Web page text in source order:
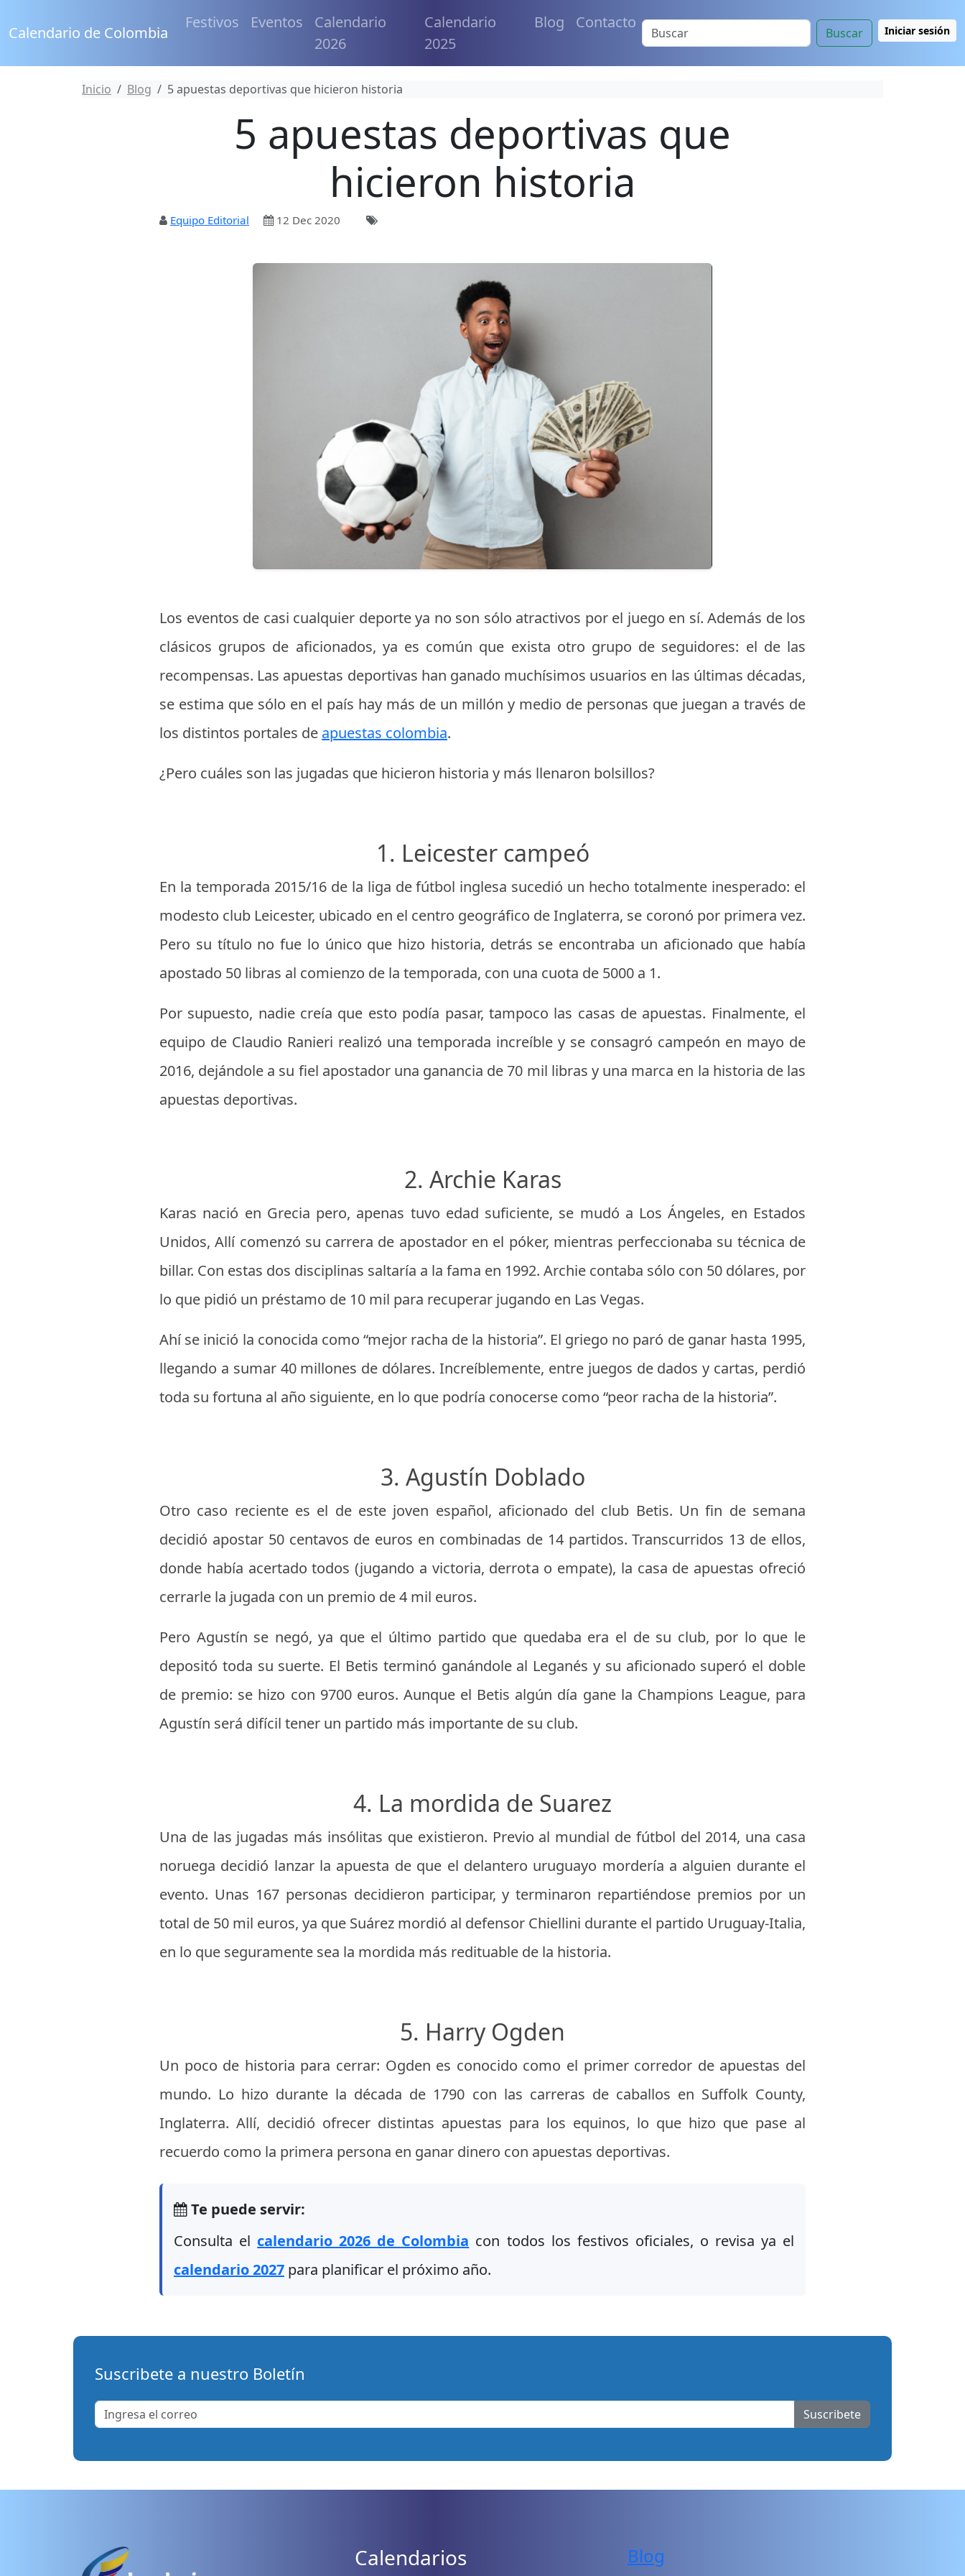
Calendario de Colombia
Festivos Eventos
Calendario
2026
Calendario
2025
Blog Contacto
Buscar Iniciar sesión
Inicio Blog 5 apuestas deportivas que hicieron historia
5 apuestas deportivas que
hicieron historia
Equipo Editorial 12 Dec 2020
Los eventos de casi cualquier deporte ya no son sólo atractivos por el juego en sí. Además de los
clásicos grupos de aficionados, ya es común que exista otro grupo de seguidores: el de las
recompensas. Las apuestas deportivas han ganado muchísimos usuarios en las últimas décadas,
se estima que sólo en el país hay más de un millón y medio de personas que juegan a través de
los distintos portales de apuestas colombia.
¿Pero cuáles son las jugadas que hicieron historia y más llenaron bolsillos?
1. Leicester campeó
En la temporada 2015/16 de la liga de fútbol inglesa sucedió un hecho totalmente inesperado: el
modesto club Leicester, ubicado en el centro geográfico de Inglaterra, se coronó por primera vez.
Pero su título no fue lo único que hizo historia, detrás se encontraba un aficionado que había
apostado 50 libras al comienzo de la temporada, con una cuota de 5000 a 1.
Por supuesto, nadie creía que esto podía pasar, tampoco las casas de apuestas. Finalmente, el
equipo de Claudio Ranieri realizó una temporada increíble y se consagró campeón en mayo de
2016, dejándole a su fiel apostador una ganancia de 70 mil libras y una marca en la historia de las
apuestas deportivas.
2. Archie Karas
Karas nació en Grecia pero, apenas tuvo edad suficiente, se mudó a Los Ángeles, en Estados
Unidos, Allí comenzó su carrera de apostador en el póker, mientras perfeccionaba su técnica de
billar. Con estas dos disciplinas saltaría a la fama en 1992. Archie contaba sólo con 50 dólares, por
lo que pidió un préstamo de 10 mil para recuperar jugando en Las Vegas.
Ahí se inició la conocida como “mejor racha de la historia”. El griego no paró de ganar hasta 1995,
llegando a sumar 40 millones de dólares. Increíblemente, entre juegos de dados y cartas, perdió
toda su fortuna al año siguiente, en lo que podría conocerse como “peor racha de la historia”.
3. Agustín Doblado
Otro caso reciente es el de este joven español, aficionado del club Betis. Un fin de semana
decidió apostar 50 centavos de euros en combinadas de 14 partidos. Transcurridos 13 de ellos,
donde había acertado todos (jugando a victoria, derrota o empate), la casa de apuestas ofreció
cerrarle la jugada con un premio de 4 mil euros.
Pero Agustín se negó, ya que el último partido que quedaba era el de su club, por lo que le
depositó toda su suerte. El Betis terminó ganándole al Leganés y su aficionado superó el doble
de premio: se hizo con 9700 euros. Aunque el Betis algún día gane la Champions League, para
Agustín será difícil tener un partido más importante de su club.
4. La mordida de Suarez
Una de las jugadas más insólitas que existieron. Previo al mundial de fútbol del 2014, una casa
noruega decidió lanzar la apuesta de que el delantero uruguayo mordería a alguien durante el
evento. Unas 167 personas decidieron participar, y terminaron repartiéndose premios por un
total de 50 mil euros, ya que Suárez mordió al defensor Chiellini durante el partido Uruguay-Italia,
en lo que seguramente sea la mordida más redituable de la historia.
5. Harry Ogden
Un poco de historia para cerrar: Ogden es conocido como el primer corredor de apuestas del
mundo. Lo hizo durante la década de 1790 con las carreras de caballos en Suffolk County,
Inglaterra. Allí, decidió ofrecer distintas apuestas para los equinos, lo que hizo que pase al
recuerdo como la primera persona en ganar dinero con apuestas deportivas.
Te puede servir:
Consulta el calendario 2026 de Colombia con todos los festivos oficiales, o revisa ya el
calendario 2027 para planificar el próximo año.
Suscribete a nuestro Boletín
Suscribete
Calendarios Blog